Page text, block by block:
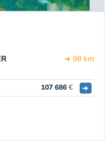
➔ 98 km
107 686 € ➔